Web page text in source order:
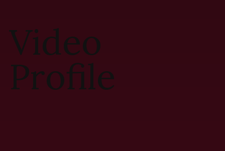
Video
Profile